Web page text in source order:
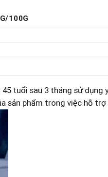
100G
45 tuổi sau 3 tháng sử⁤
sản phẩm trong việc hỗ